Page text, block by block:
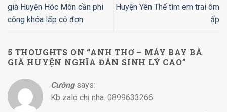
già Huyện Hóc Môn cần phi
công khỏa lấp cô đơn
Huyện Yên Thế tìm em trai ôm
ấp
5 THOUGHTS ON “ANH THƠ – MÁY BAY BÀ
GIÀ HUYỆN NGHĨA ĐÀN SINH LÝ CAO”
Cường says:
Kb zalo chị nha. 0899633266